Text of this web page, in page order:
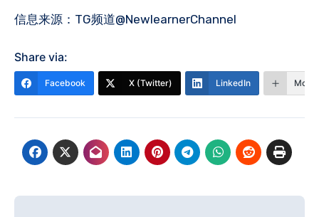
信息来源：TG频道@NewlearnerChannel
Share via:
Facebook X (Twitter) LinkedIn More